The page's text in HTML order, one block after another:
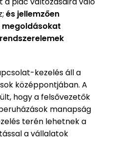
és jellemzően
kezelés áll a
középpontjában. A
hogy a felsővezetők
manapság
terén lehetnek a
a vállalatok